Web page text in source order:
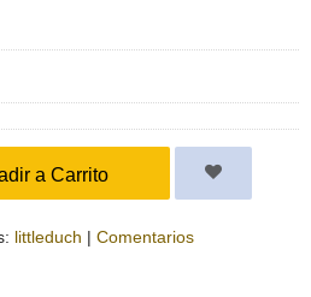
a Carrito
littleduch | Comentarios